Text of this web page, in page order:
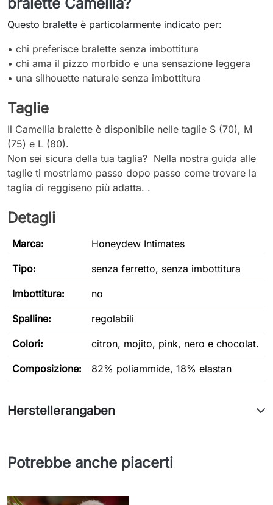
bralette Camellia?
Questo bralette è particolarmente indicato per:
• chi preferisce bralette senza imbottitura
• chi ama il pizzo morbido e una sensazione leggera
• una silhouette naturale senza imbottitura
Taglie
Il Camellia bralette è disponibile nelle taglie S (70), M
(75) e L (80).
Non sei sicura della tua taglia? Nella nostra guida alle
taglie ti mostriamo passo dopo passo come trovare la
taglia di reggiseno più adatta. .
Detagli
Marca: Honeydew Intimates
Tipo: senza ferretto, senza imbottitura
Imbottitura: no
Spalline: regolabili
Colori: citron, mojito, pink, nero e chocolat.
Composizione: 82% poliammide, 18% elastan
Herstellerangaben
Potrebbe anche piacerti